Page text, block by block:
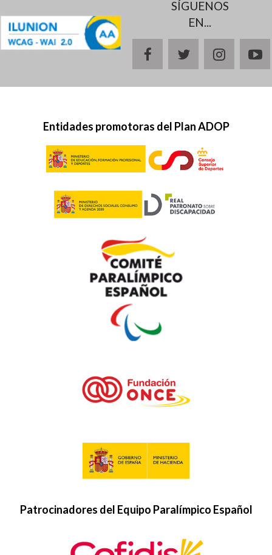
SÍGUENOS
EN...
facebooktwitter
Entidades promotoras del Plan ADOP
Patrocinadores del Equipo Paralímpico Español